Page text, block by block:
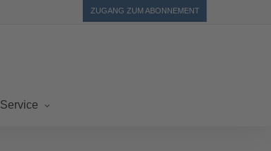
ZUGANG ZUM ABONNEMENT
Service